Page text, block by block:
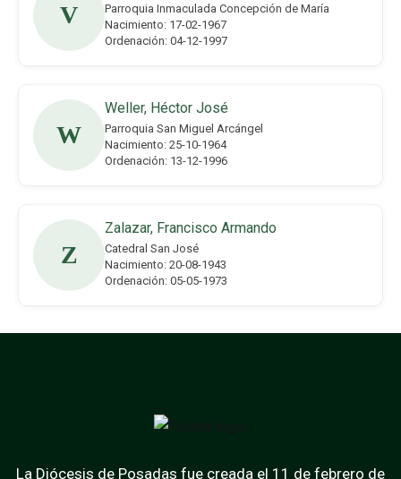
V
Parroquia Inmaculada Concepción de María
Nacimiento: 17-02-1967
Ordenación: 04-12-1997
W
Weller, Héctor José
Parroquia San Miguel Arcángel
Nacimiento: 25-10-1964
Ordenación: 13-12-1996
Z
Zalazar, Francisco Armando
Catedral San José
Nacimiento: 20-08-1943
Ordenación: 05-05-1973
La Diócesis de Posadas fue creada el 11 de febrero de